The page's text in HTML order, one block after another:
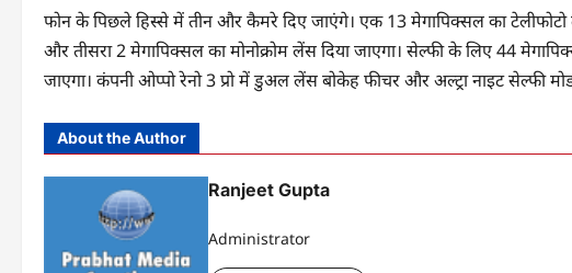
फोन के पिछले हिस्से में तीन और कैमरे दिए जाएंगे। एक 13 मेगापिक्सल का टेलीफोटो
और तीसरा 2 मेगापिक्सल का मोनोक्रोम लेंस दिया जाएगा। सेल्फी के लिए 44
जाएगा। कंपनी ओप्पो रेनो 3 प्रो में डुअल लेंस बोकेह फीचर और अल्ट्रा नाइट सेल्फी
About the Author
Ranjeet Gupta
Administrator